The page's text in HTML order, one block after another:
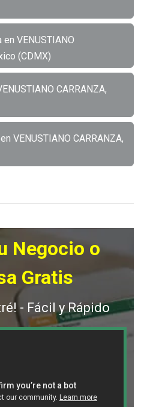
VENUSTIANO
(CDMX)
CARRANZA,
VENUSTIANO CARRANZA,
Negocio o
Gratis
- Fácil y Rápido